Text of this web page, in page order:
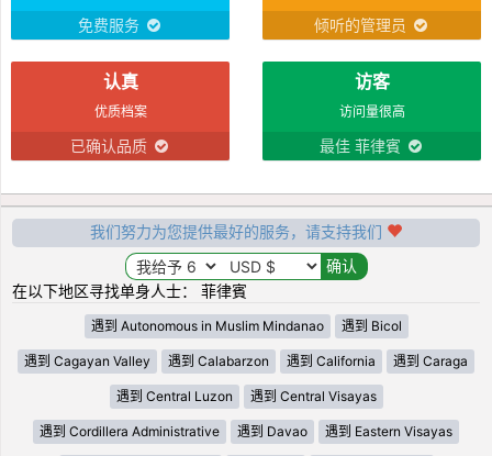
免费服务 倾听的管理员
认真
优质档案
已确认品质
访客
访问量很高
最佳 菲律賓
我们努力为您提供最好的服务，请支持我们
在以下地区寻找单身人士： 菲律賓
遇到 Autonomous in Muslim Mindanao 遇到 Bicol
遇到 Cagayan Valley 遇到 Calabarzon 遇到 California 遇到 Caraga
遇到 Central Luzon 遇到 Central Visayas
遇到 Cordillera Administrative 遇到 Davao 遇到 Eastern Visayas